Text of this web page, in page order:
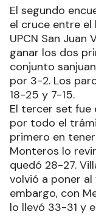
El segundo
el cruce entre
UPCN San Juan
ganar los dos
conjunto
por 3-2. Los
18-25 y 7-15.
El tercer set fue
por todo el
primero en
Monteros lo
quedó 28-27.
volvió a poner
embargo, con
lo llevó 33-31 y